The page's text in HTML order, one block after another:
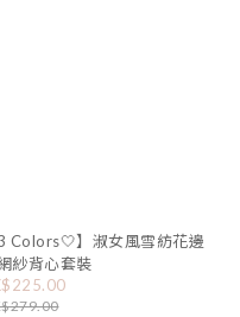
3 Colors🤍】淑女風雪紡花邊
紗背心套裝